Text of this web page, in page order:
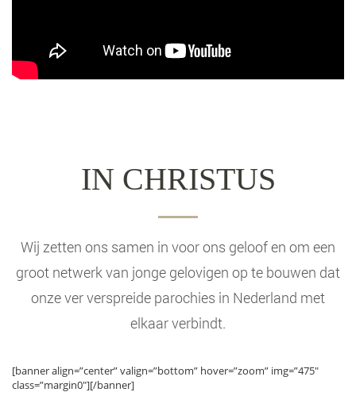
IN CHRISTUS
Wij zetten ons samen in voor ons geloof en om een
groot netwerk van jonge gelovigen op te bouwen dat
onze ver verspreide parochies in Nederland met
elkaar verbindt.
[banner align=”center” valign=”bottom” hover=”zoom” img=”475″
class=”margin0″][/banner]